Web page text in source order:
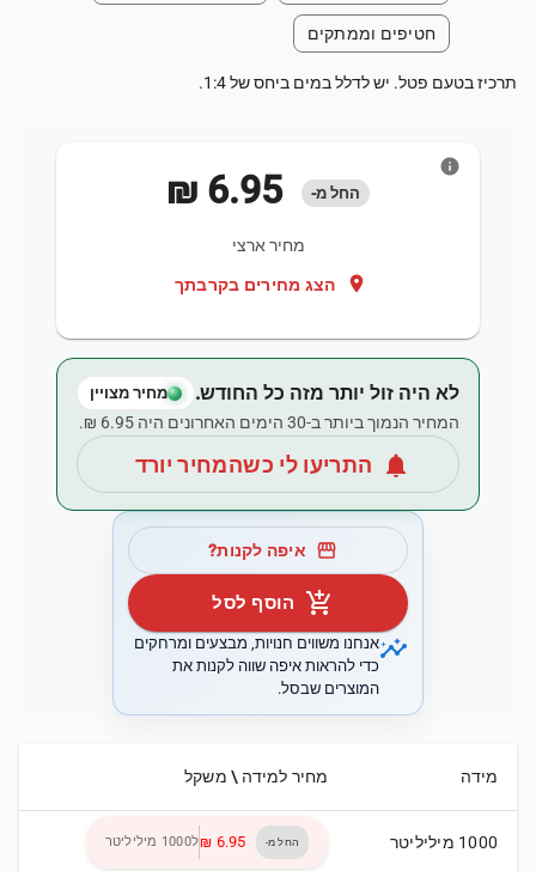
חטיפים וממתקים
תרכיז בטעם פטל. יש לדלל במים ביחס של 1:4.
החל מ- ‏6.95 ‏₪
מחיר ארצי
location_on הצג מחירים בקרבתך
info
לא היה זול יותר מזה כל החודש. מחיר מצויין
המחיר הנמוך ביותר ב-30 הימים האחרונים היה ‏6.95 ‏₪.
notifications התריעו לי כשהמחיר יורד
storefront איפה לקנות?
add_shopping_cart הוסף לסל
insightsאנחנו משווים חנויות, מבצעים ומרחקים
כדי להראות איפה שווה לקנות את
המוצרים שבסל.
מידה מחיר למידה \ משקל
1000 מיליליטר החל מ- ל1000 מיליליטר